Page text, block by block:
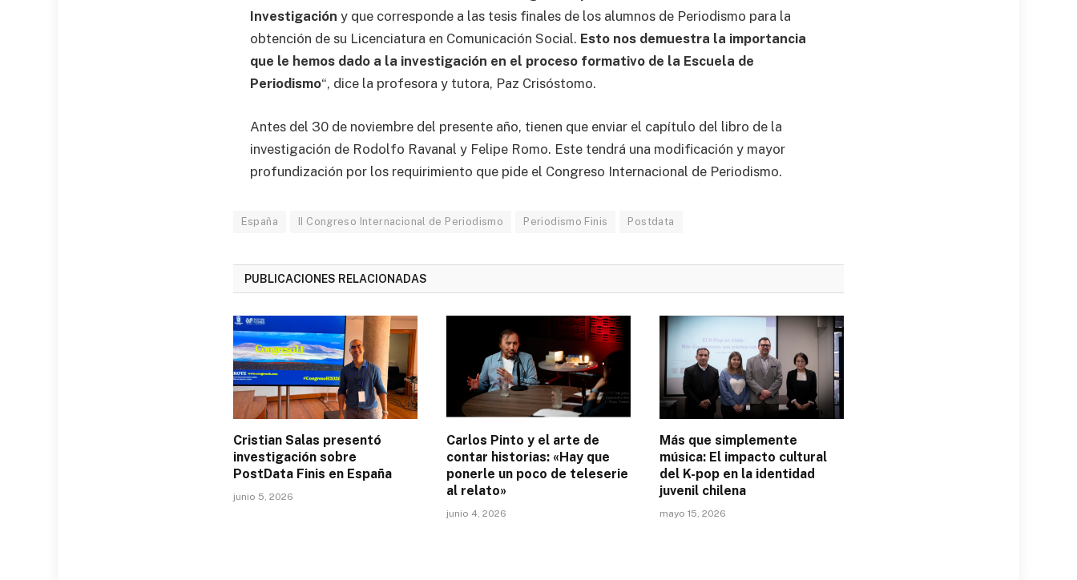
Investigación y que corresponde a las tesis finales de los alumnos de Periodismo para la
obtención de su Licenciatura en Comunicación Social. Esto nos demuestra la importancia
que le hemos dado a la investigación en el proceso formativo de la Escuela de
Periodismo“, dice la profesora y tutora, Paz Crisóstomo.
Antes del 30 de noviembre del presente año, tienen que enviar el capítulo del libro de la
investigación de Rodolfo Ravanal y Felipe Romo. Este tendrá una modificación y mayor
profundización por los requirimiento que pide el Congreso Internacional de Periodismo.
España II Congreso Internacional de Periodismo Periodismo Finis Postdata
PUBLICACIONES RELACIONADAS
Cristian Salas presentó
investigación sobre
PostData Finis en España
junio 5, 2026
Carlos Pinto y el arte de
contar historias: «Hay que
ponerle un poco de teleserie
al relato»
junio 4, 2026
Más que simplemente
música: El impacto cultural
del K-pop en la identidad
juvenil chilena
mayo 15, 2026